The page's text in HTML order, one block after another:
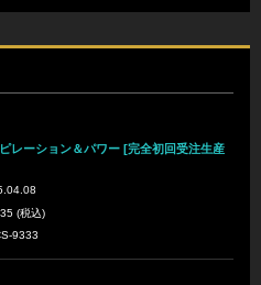
レーション＆パワー [完全初回受注生産
(税込)
9333